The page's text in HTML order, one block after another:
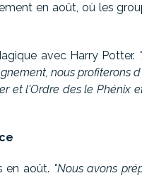
en août, où les
avec Harry Potter.
nous profiterons
et l'Ordre des le
en août. "Nous avons